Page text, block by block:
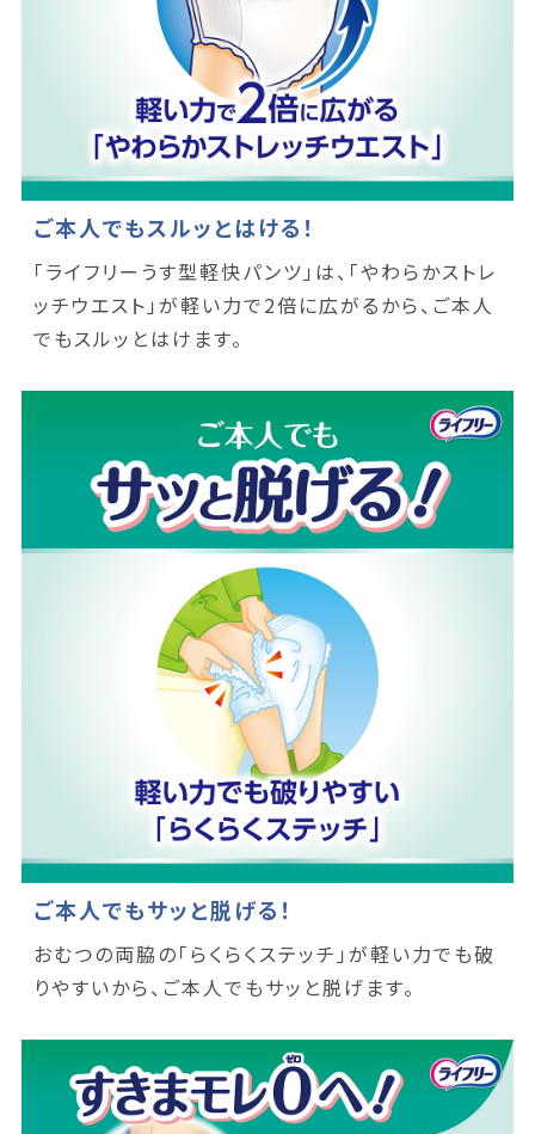
ご本人でもスルッとはける！
「ライフリーうす型軽快パンツ」は、「やわらかストレ
ッチウエスト」が軽い力で2倍に広がるから、ご本人
でもスルッとはけます。
ご本人でもサッと脱げる！
おむつの両脇の「らくらくステッチ」が軽い力でも破
りやすいから、ご本人でもサッと脱げます。